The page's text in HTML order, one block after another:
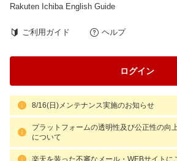
Rakuten Ichiba English Guide
ご利用ガイド ヘルプ
ログイン
8/16(日)メンテナンス実施のお知らせ
プラットフォームの透明性及び公正性の向
について